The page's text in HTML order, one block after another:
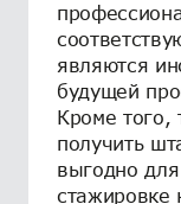
являются
будущей
Кроме того,
получить
выгодно
стажировке